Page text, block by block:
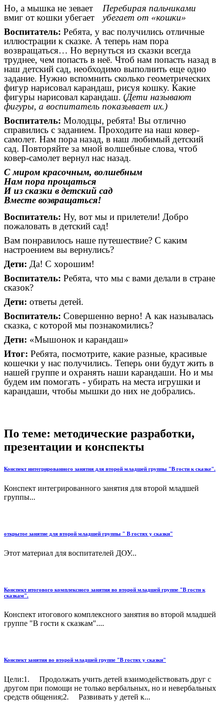
Но, а мышка не зевает
вмиг от кошки убегает
Перебирая пальчиками
убегает от «кошки»
Воспитатель: Ребята, у вас получились отличные
иллюстрации к сказке. А теперь нам пора
возвращаться… Но вернуться из сказки всегда
труднее, чем попасть в неё. Чтоб нам попасть назад в
наш детский сад, необходимо выполнить еще одно
задание. Нужно вспомнить сколько геометрических
фигур нарисовал карандаш, рисуя кошку. Какие
фигуры нарисовал карандаш. (Дети называют
фигуры, а воспитатель показывает их.)
Воспитатель: Молодцы, ребята! Вы отлично
справились с заданием. Проходите на наш ковер-
самолет. Нам пора назад, в наш любимый детский
сад. Повторяйте за мной волшебные слова, чтоб
ковер-самолет вернул нас назад.
С миром красочным, волшебным
Нам пора прощаться
И из сказки в детский сад
Вместе возвращаться!
Воспитатель: Ну, вот мы и прилетели! Добро
пожаловать в детский сад!
Вам понравилось наше путешествие? С каким
настроением вы вернулись?
Дети: Да! С хорошим!
Воспитатель: Ребята, что мы с вами делали в стране
сказок?
Дети: ответы детей.
Воспитатель: Совершенно верно! А как называлась
сказка, с которой мы познакомились?
Дети: «Мышонок и карандаш»
Итог: Ребята, посмотрите, какие разные, красивые
кошечки у нас получились. Теперь они будут жить в
нашей группе и охранять наши карандаши. Но и мы
будем им помогать - убирать на места игрушки и
карандаши, чтобы мышки до них не добрались.
По теме: методические разработки,
презентации и конспекты
Конспект интегрированного занятия для второй младшей группы "В гости к сказке".
Конспект интегрированного занятия для второй младшей
группы...
открытое занятие для второй младшей группы " В гостях у сказки"
Этот материал для воспитателей ДОУ...
Конспект итогового комплексного занятия во второй младшей группе "В гости к
сказкам".
Конспект итогового комплексного занятия во второй младшей
группе "В гости к сказкам"....
Конспект занятия во второй младшей группе "В гостях у сказки"
Цели:1. Продолжать учить детей взаимодействовать друг с
другом при помощи не только вербальных, но и невербальных
средств общения;2. Развивать у детей к...